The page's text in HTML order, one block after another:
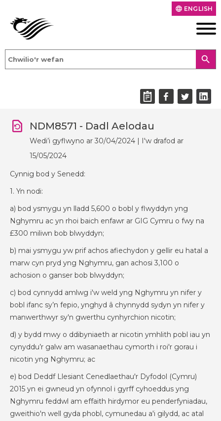
language ENGLISH
search
NDM8571 - Dadl Aelodau
Wedi’i gyflwyno ar 30/04/2024 | I'w drafod ar
15/05/2024
Cynnig bod y Senedd:
1. Yn nodi:
a) bod ysmygu yn lladd 5,600 o bobl y flwyddyn yng
Nghymru ac yn rhoi baich enfawr ar GIG Cymru o fwy na
£300 miliwn bob blwyddyn;
b) mai ysmygu yw prif achos afiechydon y gellir eu hatal a
marw cyn pryd yng Nghymru, gan achosi 3,100 o
achosion o ganser bob blwyddyn;
c) bod cynnydd amlwg i'w weld yng Nghymru yn nifer y
bobl ifanc sy’n fepio, ynghyd â chynnydd sydyn yn nifer y
manwerthwyr sy'n gwerthu cynhyrchion nicotin;
d) y bydd mwy o ddibyniaeth ar nicotin ymhlith pobl iau yn
cynyddu’r galw am wasanaethau cymorth i roi'r gorau i
nicotin yng Nghymru; ac
e) bod Deddf Llesiant Cenedlaethau'r Dyfodol (Cymru)
2015 yn ei gwneud yn ofynnol i gyrff cyhoeddus yng
Nghymru feddwl am effaith hirdymor eu penderfyniadau,
gweithio'n well gyda phobl, cymunedau a'i gilydd, ac atal